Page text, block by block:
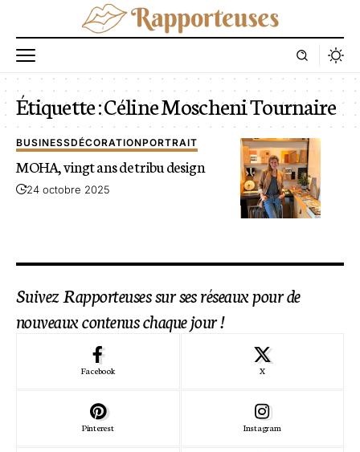
Étiquette :Céline Moscheni Tournaire
BUSINESSDÉCORATIONPORTRAIT
MOHA, vingt ans de tribu design
24 octobre 2025
Suivez Rapporteuses sur ses réseaux pour de
nouveaux contenus chaque jour !
Facebook X
Pinterest Instagram